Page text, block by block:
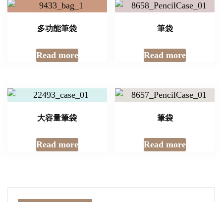
多功能筆袋
Read more
筆袋
Read more
大容量筆袋
Read more
筆袋
Read more